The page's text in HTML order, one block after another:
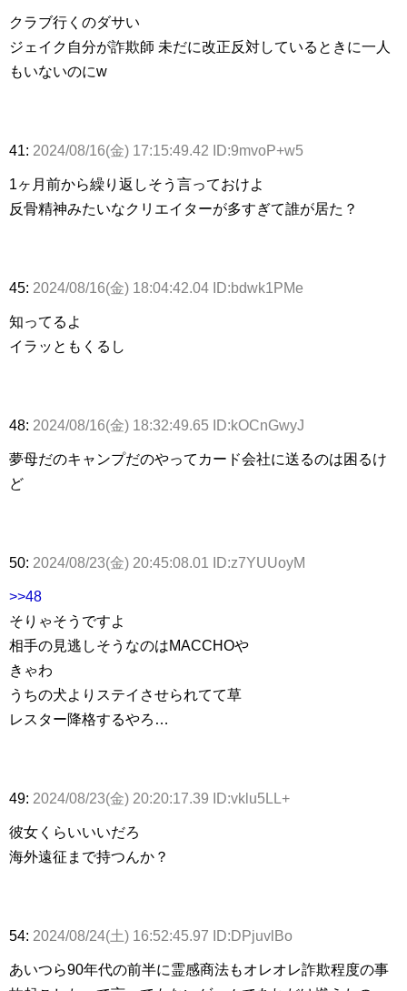
クラブ行くのダサい
ジェイク自分が詐欺師 未だに改正反対しているときに一人
もいないのにw
41: 2024/08/16(金) 17:15:49.42 ID:9mvoP+w5
1ヶ月前から繰り返しそう言っておけよ
反骨精神みたいなクリエイターが多すぎて誰が居た？
45: 2024/08/16(金) 18:04:42.04 ID:bdwk1PMe
知ってるよ
イラッともくるし
48: 2024/08/16(金) 18:32:49.65 ID:kOCnGwyJ
夢母だのキャンプだのやってカード会社に送るのは困るけ
ど
50: 2024/08/23(金) 20:45:08.01 ID:z7YUUoyM
>>48
そりゃそうですよ
相手の見逃しそうなのはMACCHOや
きゃわ
うちの犬よりステイさせられてて草
レスター降格するやろ…
49: 2024/08/23(金) 20:20:17.39 ID:vklu5LL+
彼女くらいいいだろ
海外遠征まで持つんか？
54: 2024/08/24(土) 16:52:45.97 ID:DPjuvlBo
あいつら90年代の前半に霊感商法もオレオレ詐欺程度の事